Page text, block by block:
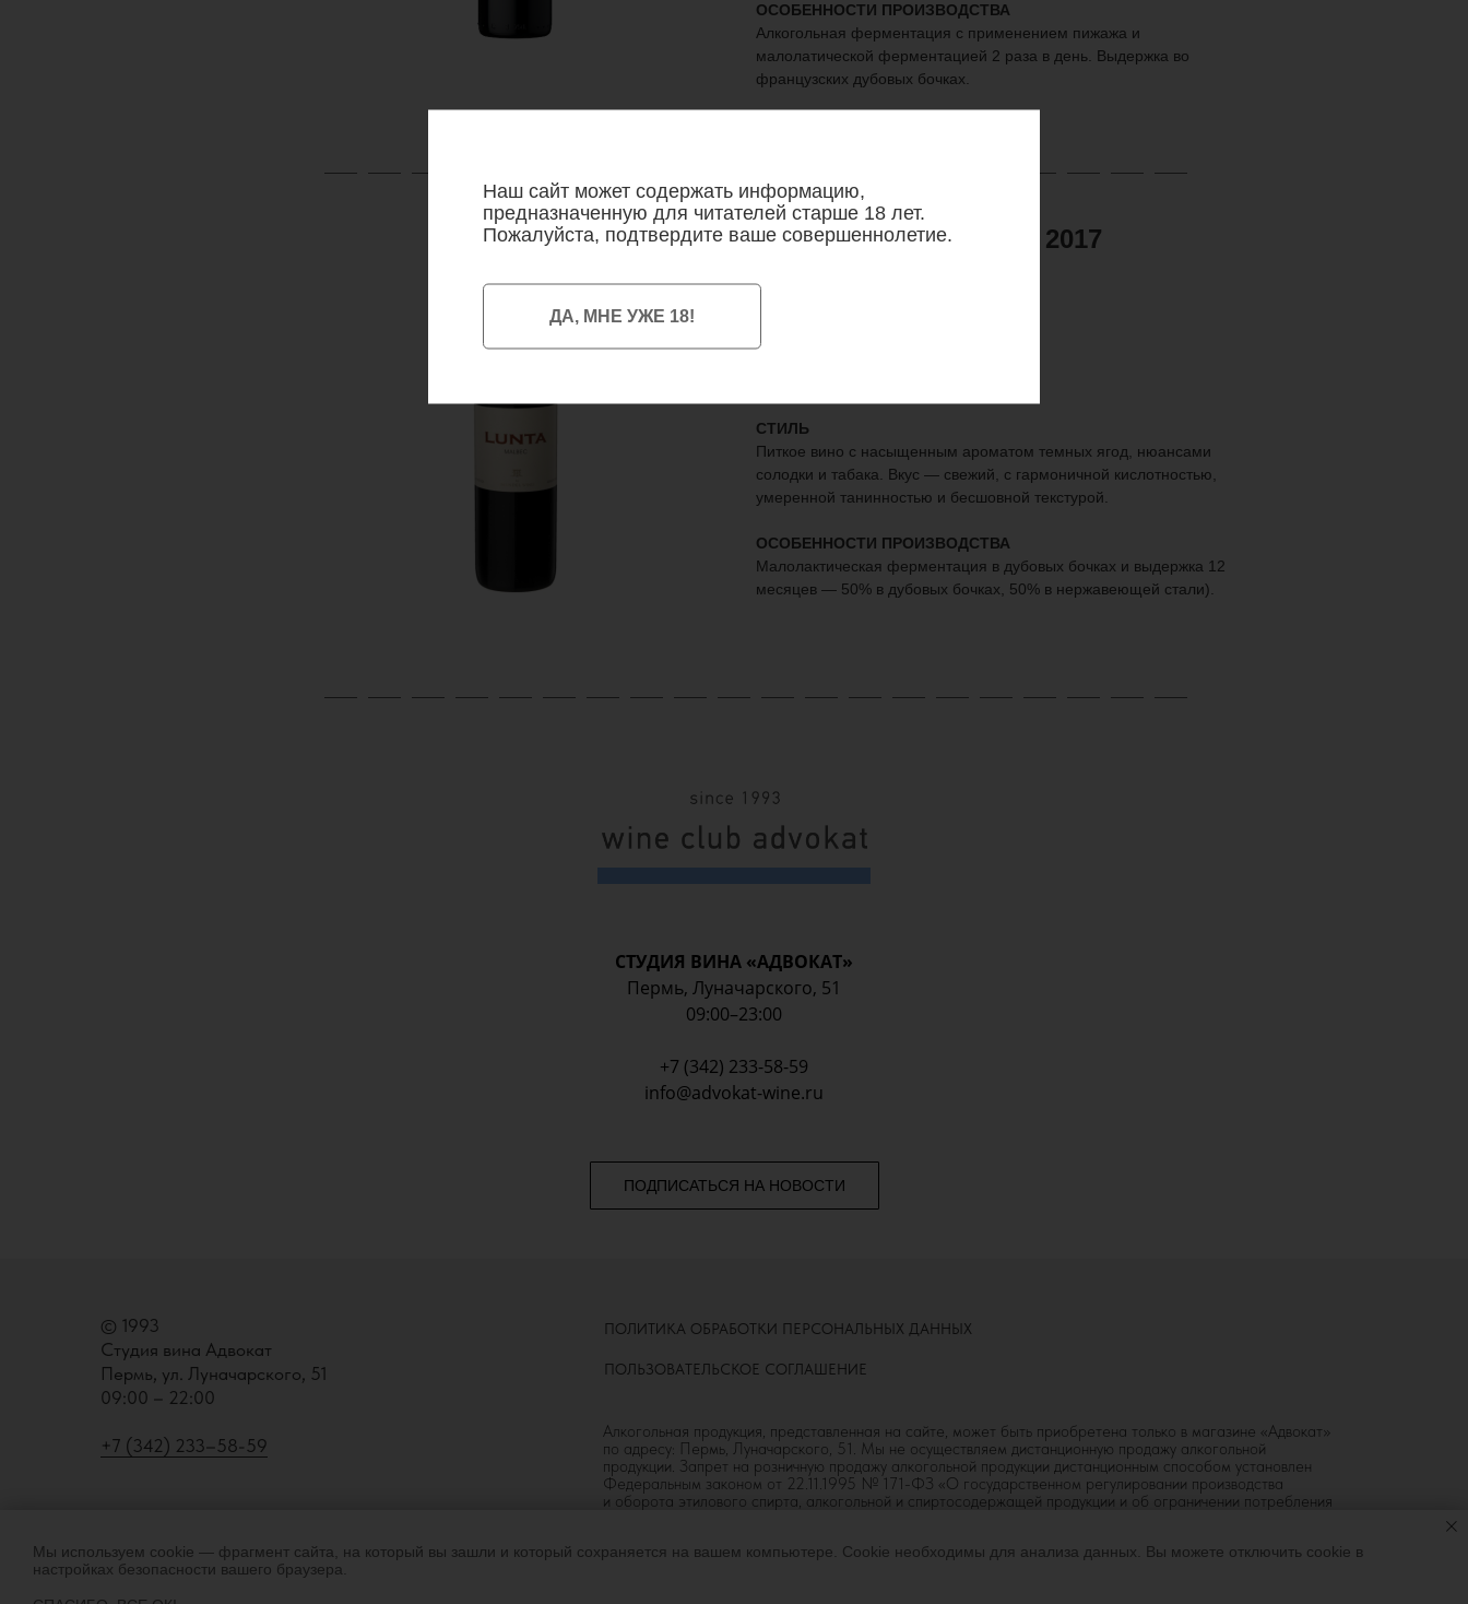
Наш сайт может содержать информацию,
предназначенную для читателей старше 18 лет.
Пожалуйста, подтвердите ваше совершеннолетие.
ДА, МНЕ УЖЕ 18!
Мы используем cookie — фрагмент сайта, на который вы зашли и который сохраняется на вашем компьютере. Сookie необходимы для анализа данных. Вы можете отключить cookie в
настройках безопасности вашего браузера.
ОСОБЕННОСТИ ПРОИЗВОДСТВА
Алкогольная ферментация с применением пижажа и
малолатической ферментацией 2 раза в день. Выдержка во
французских дубовых бочках.
Mendel, Lunta Malbec, 2017
СТИЛЬ
Питкое вино с насыщенным ароматом темных ягод, нюансами
солодки и табака. Вкус — свежий, с гармоничной кислотностью,
умеренной танинностью и бесшовной текстурой.
ОСОБЕННОСТИ ПРОИЗВОДСТВА
Малолактическая ферментация в дубовых бочках и выдержка 12
месяцев — 50% в дубовых бочках, 50% в нержавеющей стали).
СТУДИЯ ВИНА «АДВОКАТ»
Пермь, Луначарского, 51
09:00–23:00
+7 (342) 233-58-59
info@advokat-wine.ru
ПОДПИСАТЬСЯ НА НОВОСТИ
© 1993
Студия вина Адвокат
Пермь, ул. Луначарского, 51
09:00 – 22:00
+7 (342) 233–58-59
ПОЛЬЗОВАТЕЛЬСКОЕ СОГЛАШЕНИЕ
ПОЛИТИКА ОБРАБОТКИ ПЕРСОНАЛЬНЫХ ДАННЫХ
Алкогольная продукция, представленная на сайте, может быть приобретена только в магазине «Адвокат»
по адресу: Пермь, Луначарского, 51. Мы не осуществляем дистанционную продажу алкогольной
продукции. Запрет на розничную продажу алкогольной продукции дистанционным способом установлен
Федеральным законом от 22.11.1995 № 171-ФЗ «О государственном регулировании производства
и оборота этилового спирта, алкогольной и спиртосодержащей продукции и об ограничении потребления
18+